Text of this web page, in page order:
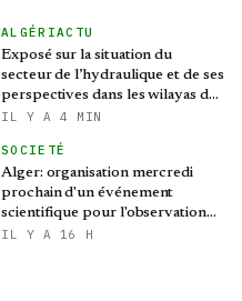
ALGÉRIACTU
Exposé sur la situation du
secteur de l’hydraulique et de ses
perspectives dans les wilayas de
Biskra et d’El Kantara
IL Y A 4 MIN
SOCIETÉ
Alger: organisation mercredi
prochain d'un événement
scientifique pour l'observation
de l'éclipse solaire partielle
IL Y A 16 H